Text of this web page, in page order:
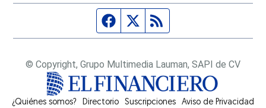
Página de Facebook
Fuente Twitter
© Copyright, Grupo Multimedia Lauman, SAPI de CV
¿Quiénes somos? Directorio Suscripciones Opens in new window
Aviso de Privacidad